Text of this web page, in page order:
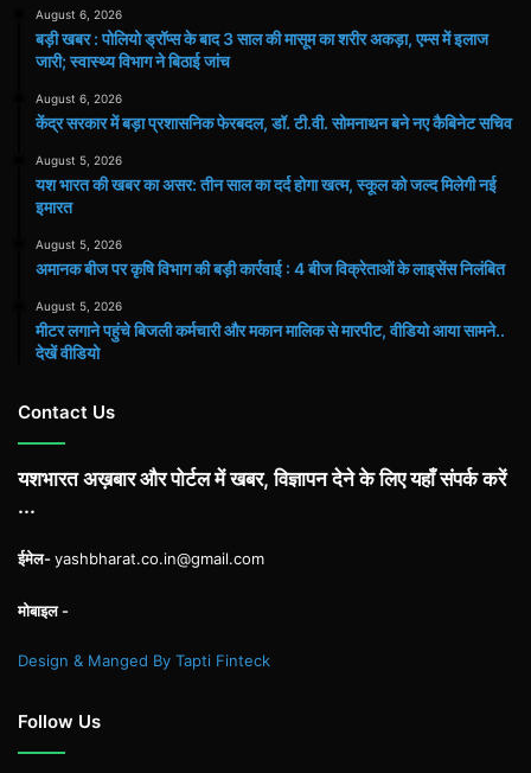
August 6, 2026
बड़ी खबर : पोलियो ड्रॉप्स के बाद 3 साल की मासूम का शरीर अकड़ा, एम्स में इलाज
जारी; स्वास्थ्य विभाग ने बिठाई जांच
August 6, 2026
केंद्र सरकार में बड़ा प्रशासनिक फेरबदल, डॉ. टी.वी. सोमनाथन बने नए कैबिनेट सचिव
August 5, 2026
यश भारत की खबर का असर: तीन साल का दर्द होगा खत्म, स्कूल को जल्द मिलेगी नई
इमारत
August 5, 2026
अमानक बीज पर कृषि विभाग की बड़ी कार्रवाई : 4 बीज विक्रेताओं के लाइसेंस निलंबित
August 5, 2026
मीटर लगाने पहुंचे बिजली कर्मचारी और मकान मालिक से मारपीट, वीडियो आया सामने..
देखें वीडियो
Contact Us
यशभारत अख़बार और पोर्टल में खबर, विज्ञापन देने के लिए यहाँ संपर्क करें
...
ईमेल-yashbharat.co.in@gmail.com
मोबाइल -
Design & Manged By Tapti Finteck
Follow Us